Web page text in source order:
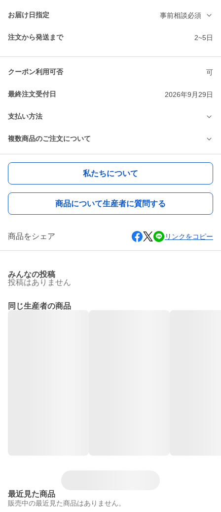
お届け日指定 事前相談必須
注文から発送まで 2~5日
クーポン利用可否 可
最終注文受付日 2026年9月29日
支払い方法
複数商品のご注文について
私たちについて
商品について生産者に質問する
商品をシェア リンクをコピー
みんなの投稿
投稿はありません
同じ生産者の商品
最近見た商品
販売中の最近見た商品はありません。